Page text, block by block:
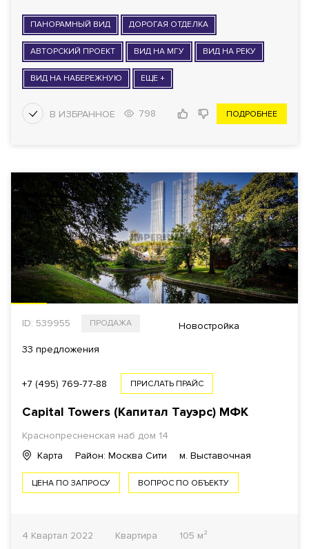
ПАНОРАМНЫЙ ВИД ДОРОГАЯ ОТДЕЛКА
АВТОРСКИЙ ПРОЕКТ ВИД НА МГУ ВИД НА РЕКУ
ВИД НА НАБЕРЕЖНУЮ ЕЩЕ +
798 ПОДРОБНЕЕ
ID: 539955 ПРОДАЖА Новостройка
33 предложения
+7 (495) 769-77-88 ПРИСЛАТЬ ПРАЙС
Capital Towers (Капитал Тауэрс) МФК
Краснопресненская наб дом 14
Карта
Район: Москва Сити м. Выставочная
ЦЕНА ПО ЗАПРОСУ ВОПРОС ПО ОБЪЕКТУ
4 Квартал 2022 Квартира
105 м²